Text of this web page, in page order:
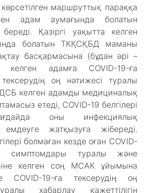
маршруттық параққа
адам аумағында болатын
Қазіргі уақытта келген
болатын ТКҚСҚБД маманы
басқармасына (бұдан әрі –
адамға COVID-19-ға
оң нәтижесі туралы
келген адамды медициналық
етеді, COVID-19 белгілері
оны инфекциялық
емдеуге жатқызуға жібереді.
болмаған кезде оған COVID-
симптомдары туралы және
келген соң МСАК ұйымына
COVID-19-ға тексерудің оң
хабарлау қажеттілігін